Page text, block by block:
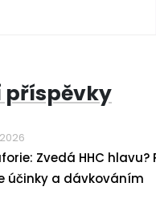
příspěvky
Zvedá HHC hlavu?
účinky a dávkováním